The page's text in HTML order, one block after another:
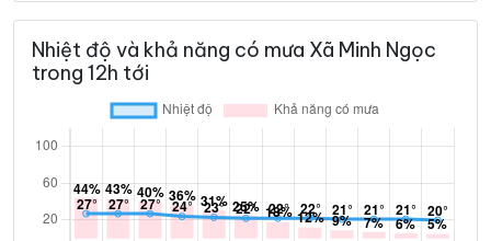
Nhiệt độ và khả năng có mưa Xã Minh Ngọc
trong 12h tới